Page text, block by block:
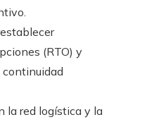
(RTO) y
continuidad
la red logística y la